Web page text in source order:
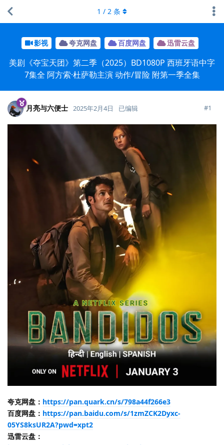
影视 夸克网盘 百度网盘 迅雷云盘
美剧《夺宝天团》第二季（2025）BD1080P 西班牙语中字
7集全 阿方索·杜萨勒主演 动作/冒险 附第一季全集
1 / 2 条
月亮与六便士 2025年2月4日 已编辑 #1
夸克网盘： https://pan.quark.cn/s/798a44f266e3
百度网盘： https://pan.baidu.com/s/1zmZCK2Dyxc-
05YS8ksUR2A?pwd=xpt2
迅雷云盘：